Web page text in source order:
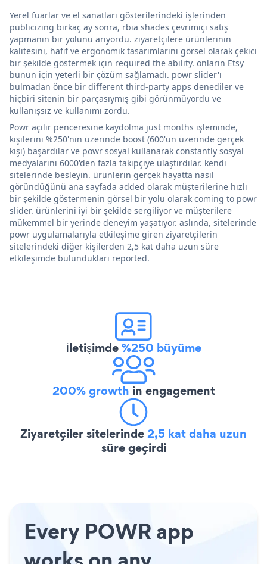
Yerel fuarlar ve el sanatları gösterilerindeki işlerinden
publicizing birkaç ay sonra, rbia shades çevrimiçi satış
yapmanın bir yolunu arıyordu. ziyaretçilere ürünlerinin
kalitesini, hafif ve ergonomik tasarımlarını görsel olarak çekici
bir şekilde göstermek için required the ability. onların Etsy
bunun için yeterli bir çözüm sağlamadı. powr slider'ı
bulmadan önce bir different third-party apps denediler ve
hiçbiri sitenin bir parçasıymış gibi görünmüyordu ve
kullanışsız ve kullanımı zordu.
Powr açılır penceresine kaydolma just months işleminde,
kişilerini %250'nin üzerinde boost (600'ün üzerinde gerçek
kişi) başardılar ve powr sosyal kullanarak constantly sosyal
medyalarını 6000'den fazla takipçiye ulaştırdılar. kendi
sitelerinde besleyin. ürünlerin gerçek hayatta nasıl
göründüğünü ana sayfada added olarak müşterilerine hızlı
bir şekilde göstermenin görsel bir yolu olarak coming to powr
slider. ürünlerini iyi bir şekilde sergiliyor ve müşterilere
mükemmel bir yerinde deneyim yaşatıyor. aslında, sitelerinde
powr uygulamalarıyla etkileşime giren ziyaretçilerin
sitelerindeki diğer kişilerden 2,5 kat daha uzun süre
etkileşimde bulundukları reported.
İletişimde%250 büyüme
200% growth in engagement
Ziyaretçiler sitelerinde2,5 kat daha uzun
süre geçirdi
Every POWR app